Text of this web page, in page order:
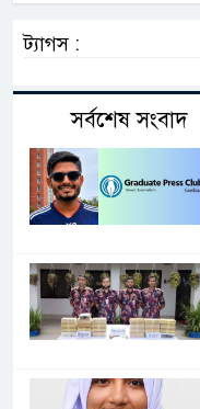
ট্যাগস :
সর্বশেষ সংবাদ